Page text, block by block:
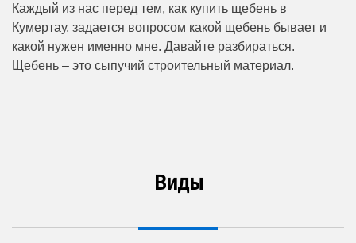
Каждый из нас перед тем, как купить щебень в
Кумертау, задается вопросом какой щебень бывает и
какой нужен именно мне. Давайте разбираться.
Щебень – это сыпучий строительный материал.
Виды